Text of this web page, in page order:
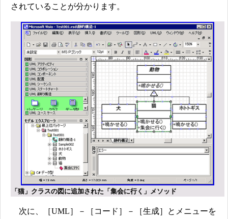
されていることが分かります。
「猫」クラスの図に追加された「集会に行く」メソッド
次に、［UML］－［コード］－［生成］とメニューを